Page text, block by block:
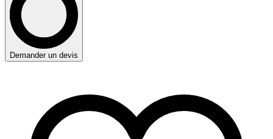
Demander un devis